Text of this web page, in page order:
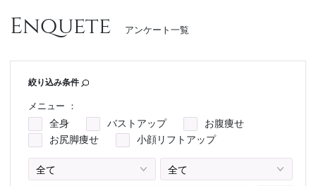
アンケート
会員登録/ログイン
予約確認 お気に入り
Enquete アンケート一覧
絞り込み条件
メニュー ：
全身 バストアップ
お腹痩せ
お尻脚痩せ
小顔リフトアップ